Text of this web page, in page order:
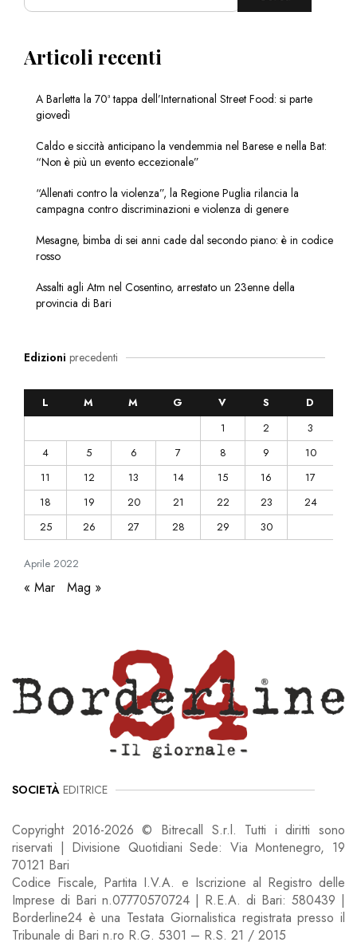
Articoli recenti
A Barletta la 70ª tappa dell’International Street Food: si parte
giovedì
Caldo e siccità anticipano la vendemmia nel Barese e nella Bat:
“Non è più un evento eccezionale”
“Allenati contro la violenza”, la Regione Puglia rilancia la
campagna contro discriminazioni e violenza di genere
Mesagne, bimba di sei anni cade dal secondo piano: è in codice
rosso
Assalti agli Atm nel Cosentino, arrestato un 23enne della
provincia di Bari
Edizioni precedenti
Aprile 2022
L M M G V S
D
1
2
3
4
5 6 7 8 9
10
11
12 13 14 15 16
17
18
19 20 21 22 23
24
25
26 27 28 29 30
« Mar Mag »
SOCIETÀ EDITRICE
Copyright 2016-2026 © Bitrecall S.r.l. Tutti i diritti sono
riservati | Divisione Quotidiani Sede: Via Montenegro, 19
70121 Bari
Codice Fiscale, Partita I.V.A. e Iscrizione al Registro delle
Imprese di Bari n.07770570724 | R.E.A. di Bari: 580439 |
Borderline24 è una Testata Giornalistica registrata presso il
Tribunale di Bari n.ro R.G. 5301 – R.S. 21 / 2015